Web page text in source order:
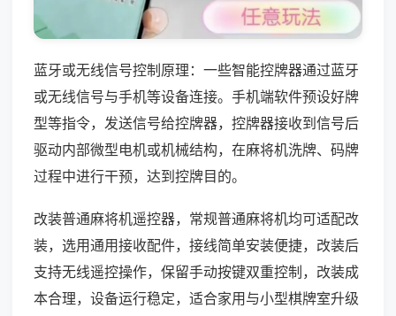
蓝牙或无线信号控制原理：一些智能控牌器通过蓝牙
或无线信号与手机等设备连接。手机端软件预设好牌
型等指令，发送信号给控牌器，控牌器接收到信号后
驱动内部微型电机或机械结构，在麻将机洗牌、码牌
过程中进行干预，达到控牌目的。
改装普通麻将机遥控器，常规普通麻将机均可适配改
装，选用通用接收配件，接线简单安装便捷，改装后
支持无线遥控操作，保留手动按键双重控制，改装成
本合理，设备运行稳定，适合家用与小型棋牌室升级